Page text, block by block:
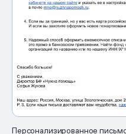
Персонализированное